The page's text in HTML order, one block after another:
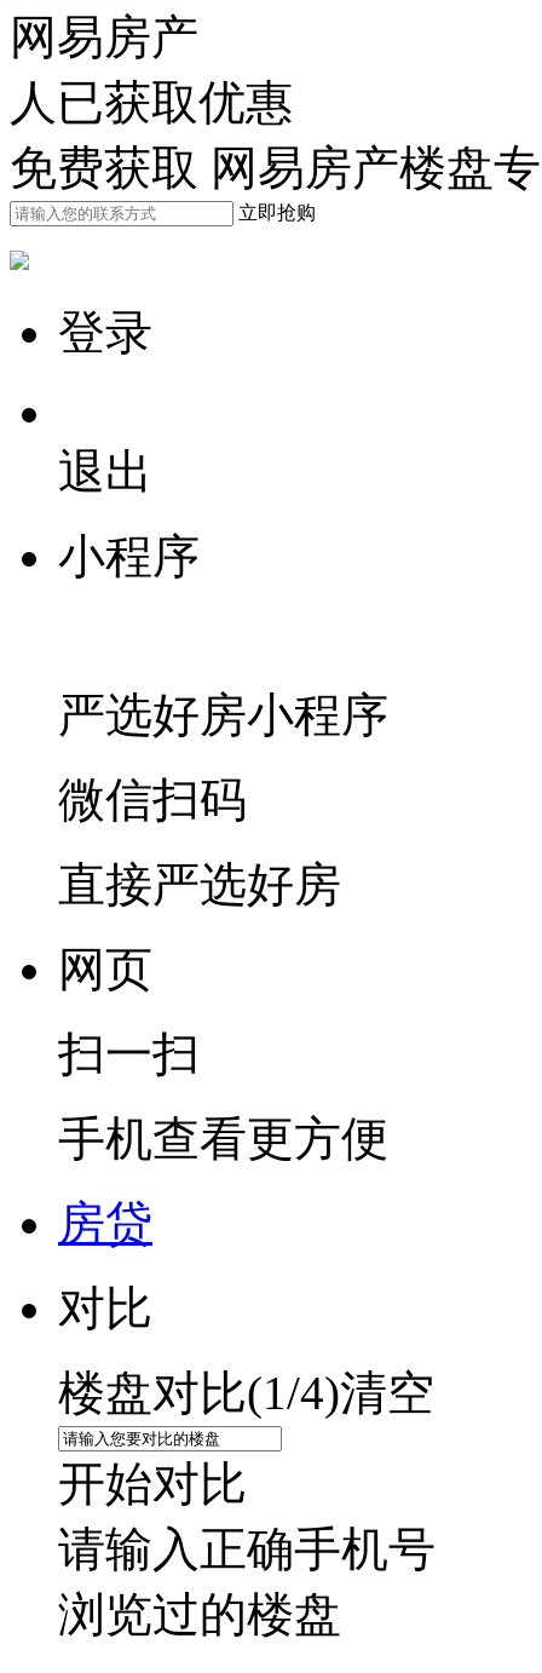
网易房产
人已获取优惠
免费获取 网易房产楼盘
立即抢购
登录
退出
小程序
严选好房小程序
微信扫码
直接严选好房
网页
扫一扫
手机查看更方便
房贷
对比
楼盘对比(1/4)清空
开始对比
请输入正确手机号
浏览过的楼盘